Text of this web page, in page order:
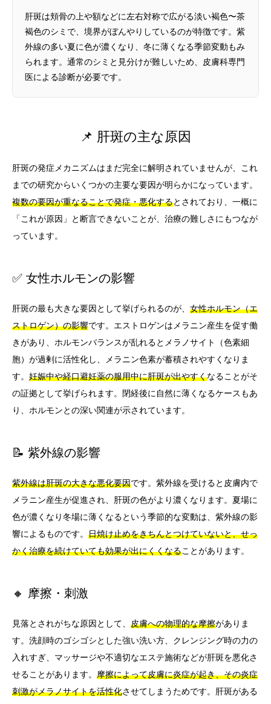
肝斑は頬骨の上や額などに左右対称で広がる淡い褐色〜茶
褐色のシミで、境界がぼんやりしているのが特徴です。紫
外線の多い夏に色が濃くなり、冬に薄くなる季節変動もみ
られます。通常のシミと見分けが難しいため、皮膚科専門
医による診断が必要です。
📌 肝斑の主な原因
肝斑の発症メカニズムはまだ完全に解明されていませんが、これ
までの研究からいくつかの主要な要因が明らかになっています。
複数の要因が重なることで発症・悪化するとされており、一概に
「これが原因」と断言できないことが、治療の難しさにもつなが
っています。
✅ 女性ホルモンの影響
肝斑の最も大きな要因として挙げられるのが、 女性ホルモン（エ
ストロゲン）の影響です。エストロゲンはメラニン産生を促す働
きがあり、ホルモンバランスが乱れるとメラノサイト（色素細
胞）が過剰に活性化し、メラニン色素が蓄積されやすくなりま
す。 妊娠中や経口避妊薬の服用中に肝斑が出やすくなることがそ
の証拠として挙げられます。閉経後に自然に薄くなるケースもあ
り、ホルモンとの深い関連が示されています。
📝 紫外線の影響
紫外線は肝斑の大きな悪化要因です。紫外線を受けると皮膚内で
メラニン産生が促進され、肝斑の色がより濃くなります。夏場に
色が濃くなり冬場に薄くなるという季節的な変動は、紫外線の影
響によるものです。 日焼け止めをきちんとつけていないと、せっ
かく治療を続けていても効果が出にくくなることがあります。
🔸 摩擦・刺激
見落とされがちな原因として、 皮膚への物理的な摩擦がありま
す。洗顔時のゴシゴシとした強い洗い方、クレンジング時の力の
入れすぎ、マッサージや不適切なエステ施術などが肝斑を悪化さ
せることがあります。 摩擦によって皮膚に炎症が起き、その炎症
刺激がメラノサイトを活性化させてしまうためです。肝斑がある